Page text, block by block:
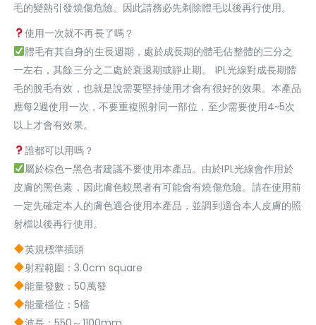
毛的變熱引發燒傷危險。因此請務必先剃除體毛以後再行使用。
使用一次就不再長了嗎？
體毛有其自身的生長週期，處於成長期的體毛佔整體的三分之
一左右，其餘三分之二處於衰退期或靜止期。 IPL光線對成長期體
毛的脫毛有效，也就是說需要堅持使用才會有很好的效果。本產品
應每2週使用一次，不要重複照射同一部位，至少需要使用4~5次
以上才會有效果。
誰都可以用嗎？
屬於棕色—黑色者建議不要使用本產品。由於IPL光線會作用於
皮膚的黑色素，因此膚色較黑者有可能會有燒傷危險。請在使用前
一定先確定本人的膚色適合使用本產品，並調到適合本人皮膚的照
射檔以後再行使用。
英規標準插頭
射程範圍：3.0cm square
能量發數：50萬發
能量檔位：5檔